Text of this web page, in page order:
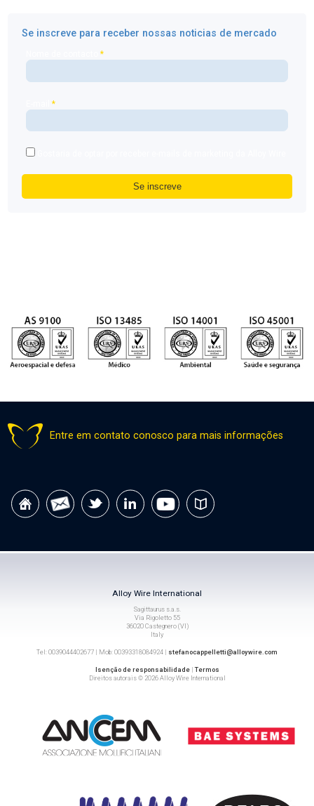
Se inscreve para receber nossas noticias de mercado
Nome de contacto*
E-mail*
Entre em contato conosco para mais informações
Alloy Wire International
Sagittaurus s.a.s.
Via Rigoletto 55
36020 Castegnero (VI)
Italy
Tel: 0039044402677 | Mob: 00393318084924 | stefanocappelletti@alloywire.com
Isenção de responsabilidade|Termos
Direitos autorais © 2026 Alloy Wire International